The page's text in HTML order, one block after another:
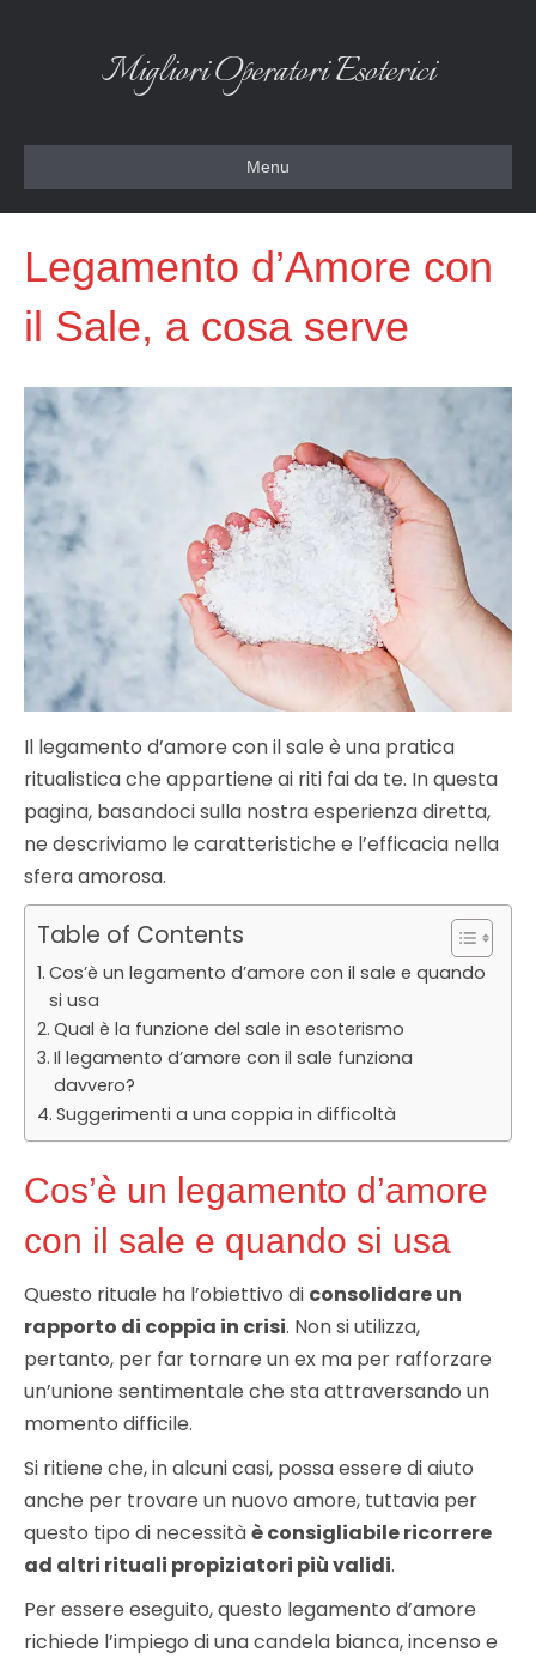
Migliori Operatori Esoterici
Menu
Legamento d’Amore con
il Sale, a cosa serve
Il legamento d’amore con il sale è una pratica
ritualistica che appartiene ai riti fai da te. In questa
pagina, basandoci sulla nostra esperienza diretta,
ne descriviamo le caratteristiche e l’efficacia nella
sfera amorosa.
Table of Contents
Cos’è un legamento d’amore con il sale e quando
si usa
Qual è la funzione del sale in esoterismo
Il legamento d’amore con il sale funziona
davvero?
Suggerimenti a una coppia in difficoltà
Cos’è un legamento d’amore
con il sale e quando si usa
Questo rituale ha l’obiettivo di consolidare un
rapporto di coppia in crisi. Non si utilizza,
pertanto, per far tornare un ex ma per rafforzare
un’unione sentimentale che sta attraversando un
momento difficile.
Si ritiene che, in alcuni casi, possa essere di aiuto
anche per trovare un nuovo amore, tuttavia per
questo tipo di necessitàè consigliabile ricorrere
ad altri rituali propiziatori più validi.
Per essere eseguito, questo legamento d’amore
richiede l’impiego di una candela bianca, incenso e